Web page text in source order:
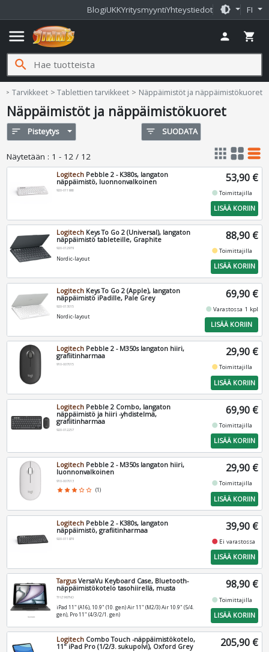
BlogiUKKYritysmyyntiYhteystiedot brightness_medium FI
menu person shopping_cart
search
Jimms.fi
Tarvikkeet Tablettien tarvikkeet Näppäimistöt ja näppäimistökuoret
Näppäimistöt ja näppäimistökuoret
sort Pisteytys filter_list SUODATA
Näytetään : 1 - 12 / 12 apps grid_view table_rows
Logitech Pebble 2 - K380s, langaton
näppäimistö, luonnonvalkoinen
920-011880
53,90 €
fiber_manual_recordToimittajilla
LISÄÄ KORIIN
Logitech Keys To Go 2 (Universal), langaton
näppäimistö tableteille, Graphite
920-012979
Nordic-layout
88,90 €
fiber_manual_recordToimittajilla
LISÄÄ KORIIN
Logitech Keys To Go 2 (Apple), langaton
näppäimistö iPadille, Pale Grey
920-013015
Nordic-layout
69,90 €
fiber_manual_record Varastossa 1 kpl
LISÄÄ KORIIN
Logitech Pebble 2 - M350s langaton hiiri,
grafiitinharmaa
910-007015
29,90 €
fiber_manual_recordToimittajilla
LISÄÄ KORIIN
Logitech Pebble 2 Combo, langaton
näppäimistö ja hiiri -yhdistelmä,
grafiitinharmaa
920-012257
69,90 €
fiber_manual_recordToimittajilla
LISÄÄ KORIIN
Logitech Pebble 2 - M350s langaton hiiri,
luonnonvalkoinen
910-007013
star star star star_border star_border (1)
29,90 €
fiber_manual_recordToimittajilla
LISÄÄ KORIIN
Logitech Pebble 2 - K380s, langaton
näppäimistö, grafiitinharmaa
920-011879
39,90 €
fiber_manual_record Ei varastossa
LISÄÄ KORIIN
TargusVersaVu Keyboard Case, Bluetooth-
näppäimistökotelo tasohiirellä, musta
THZ967NO
iPad 11" (A16), 10.9" (10. gen) Air 11" (M2/3) Air 10.9" (5/4.
gen), Pro 11" (4/3/2/1. gen)
98,90 €
fiber_manual_recordToimittajilla
LISÄÄ KORIIN
Logitech Combo Touch -näppäimistökotelo,
11" iPad Pro (1/2/3. sukupolvi), Oxford Grey
205,90 €